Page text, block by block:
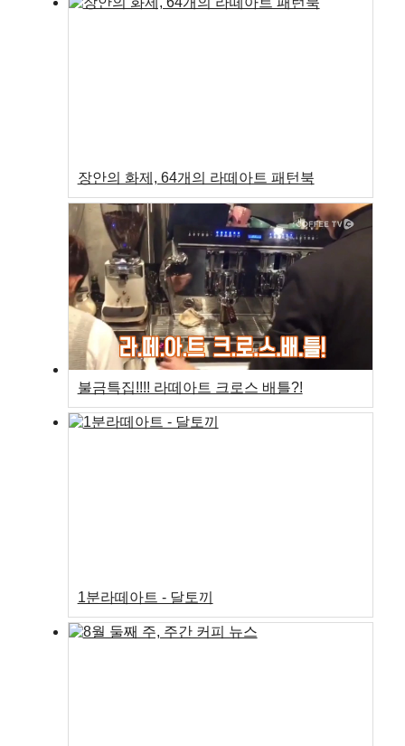
장안의 화제, 64개의 라떼아트 패턴북
불금특집!!!! 라떼아트 크로스 배틀?!
1분라떼아트 - 달토끼